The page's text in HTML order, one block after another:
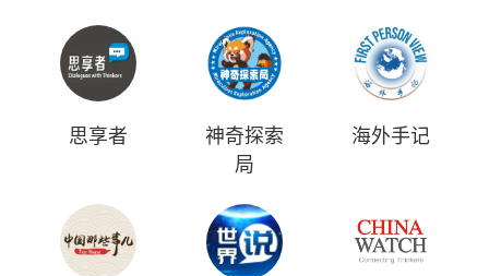
思享者
神奇探索
局
海外手记